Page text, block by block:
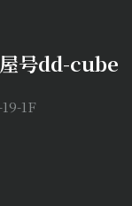
号dd-cube
1F